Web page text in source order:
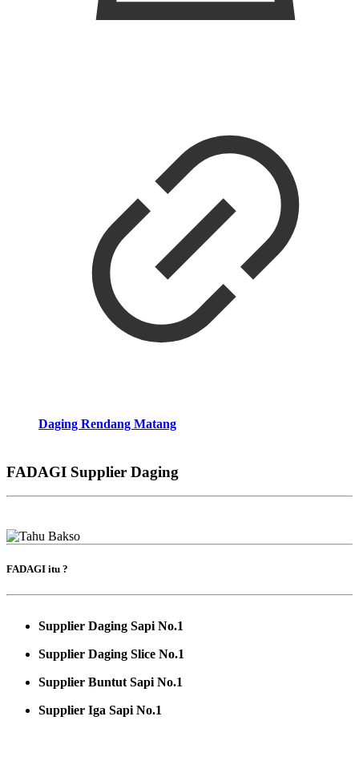
Daging Rendang Matang
FADAGI Supplier Daging
FADAGI itu ?
Supplier Daging Sapi No.1
Supplier Daging Slice No.1
Supplier Buntut Sapi No.1
Supplier Iga Sapi No.1